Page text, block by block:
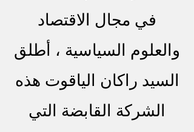
في مجال الاقتصاد
والعلوم السياسية ، أطلق
السيد راكان الياقوت هذه
الشركة القابضة التي